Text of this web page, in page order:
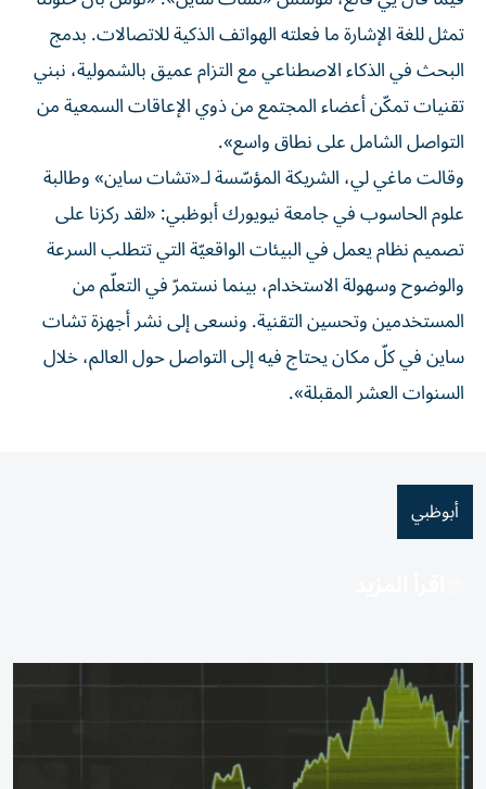
تمثل للغة الإشارة ما فعلته الهواتف الذكية للاتصالات. بدمج
البحث في الذكاء الاصطناعي مع التزام عميق بالشمولية، نبني
تقنيات تمكّن أعضاء المجتمع من ذوي الإعاقات السمعية من
التواصل الشامل على نطاق واسع».
وقالت ماغي لي، الشريكة المؤسّسة لـ«تشات ساين» وطالبة
علوم الحاسوب في جامعة نيويورك أبوظبي: «لقد ركزنا على
تصميم نظام يعمل في البيئات الواقعيّة التي تتطلب السرعة
والوضوح وسهولة الاستخدام، بينما نستمرّ في التعلّم من
المستخدمين وتحسين التقنية. ونسعى إلى نشر أجهزة تشات
ساين في كلّ مكان يحتاج فيه إلى التواصل حول العالم، خلال
السنوات العشر المقبلة».
أبوظبي